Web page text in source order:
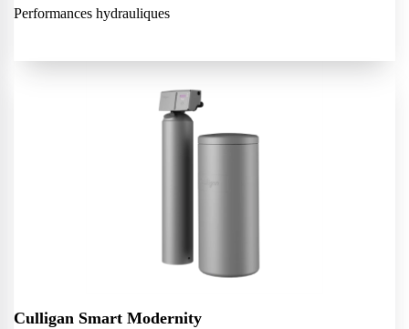
Performances hydrauliques
Culligan Smart Modernity